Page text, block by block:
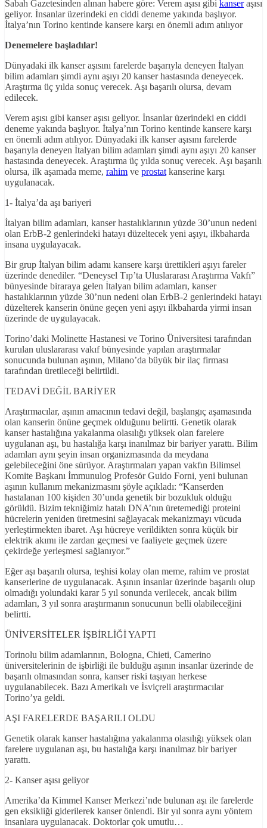
Sabah Gazetesinden alınan habere göre: Verem aşısı gibi kanseraşısı
geliyor. İnsanlar üzerindeki en ciddi deneme yakında başlıyor.
İtalya’nın Torino kentinde kansere karşı en önemli adım atılıyor
Denemelere başladılar!
Dünyadaki ilk kanser aşısını farelerde başarıyla deneyen İtalyan
bilim adamları şimdi aynı aşıyı 20 kanser hastasında deneyecek.
Araştırma üç yılda sonuç verecek. Aşı başarılı olursa, devam
edilecek.
Verem aşısı gibi kanser aşısı geliyor. İnsanlar üzerindeki en ciddi
deneme yakında başlıyor. İtalya’nın Torino kentinde kansere karşı
en önemli adım atılıyor. Dünyadaki ilk kanser aşısını farelerde
başarıyla deneyen İtalyan bilim adamları şimdi aynı aşıyı 20 kanser
hastasında deneyecek. Araştırma üç yılda sonuç verecek. Aşı başarılı
olursa, ilk aşamada meme, rahim ve prostat kanserine karşı
uygulanacak.
1- İtalya’da aşı bariyeri
İtalyan bilim adamları, kanser hastalıklarının yüzde 30’unun nedeni
olan ErbB-2 genlerindeki hatayı düzeltecek yeni aşıyı, ilkbaharda
insana uygulayacak.
Bir grup İtalyan bilim adamı kansere karşı ürettikleri aşıyı fareler
üzerinde denediler. “Deneysel Tıp’ta Uluslararası Araştırma Vakfı”
bünyesinde biraraya gelen İtalyan bilim adamları, kanser
hastalıklarının yüzde 30’nun nedeni olan ErbB-2 genlerindeki hatayı
düzelterek kanserin önüne geçen yeni aşıyı ilkbaharda yirmi insan
üzerinde de uygulayacak.
Torino’daki Molinette Hastanesi ve Torino Üniversitesi tarafından
kurulan uluslararası vakıf bünyesinde yapılan araştırmalar
sonucunda bulunan aşının, Milano’da büyük bir ilaç firması
tarafından üretileceği belirtildi.
TEDAVİ DEĞİL BARİYER
Araştırmacılar, aşının amacının tedavi değil, başlangıç aşamasında
olan kanserin önüne geçmek olduğunu belirtti. Genetik olarak
kanser hastalığına yakalanma olasılığı yüksek olan farelere
uygulanan aşı, bu hastalığa karşı inanılmaz bir bariyer yarattı. Bilim
adamları aynı şeyin insan organizmasında da meydana
gelebileceğini öne sürüyor. Araştırmaları yapan vakfın Bilimsel
Komite Başkanı İmmunulog Profesör Guido Forni, yeni bulunan
aşının kullanım mekanizmasını şöyle açıkladı: “Kanserden
hastalanan 100 kişiden 30’unda genetik bir bozukluk olduğu
görüldü. Bizim tekniğimiz hatalı DNA’nın üretemediği proteini
hücrelerin yeniden üretmesini sağlayacak mekanizmayı vücuda
yerleştirmekten ibaret. Aşı hücreye verildikten sonra küçük bir
elektrik akımı ile zardan geçmesi ve faaliyete geçmek üzere
çekirdeğe yerleşmesi sağlanıyor.”
Eğer aşı başarılı olursa, teşhisi kolay olan meme, rahim ve prostat
kanserlerine de uygulanacak. Aşının insanlar üzerinde başarılı olup
olmadığı yolundaki karar 5 yıl sonunda verilecek, ancak bilim
adamları, 3 yıl sonra araştırmanın sonucunun belli olabileceğini
belirtti.
ÜNİVERSİTELER İŞBİRLİĞİ YAPTI
Torinolu bilim adamlarının, Bologna, Chieti, Camerino
üniversitelerinin de işbirliği ile bulduğu aşının insanlar üzerinde de
başarılı olmasından sonra, kanser riski taşıyan herkese
uygulanabilecek. Bazı Amerikalı ve İsviçreli araştırmacılar
Torino’ya geldi.
AŞI FARELERDE BAŞARILI OLDU
Genetik olarak kanser hastalığına yakalanma olasılığı yüksek olan
farelere uygulanan aşı, bu hastalığa karşı inanılmaz bir bariyer
yarattı.
2- Kanser aşısı geliyor
Amerika’da Kimmel Kanser Merkezi’nde bulunan aşı ile farelerde
gen eksikliği giderilerek kanser önlendi. Bir yıl sonra aynı yöntem
insanlara uygulanacak. Doktorlar çok umutlu…